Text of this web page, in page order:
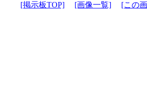
[掲示板TOP]
[画像一覧] [この